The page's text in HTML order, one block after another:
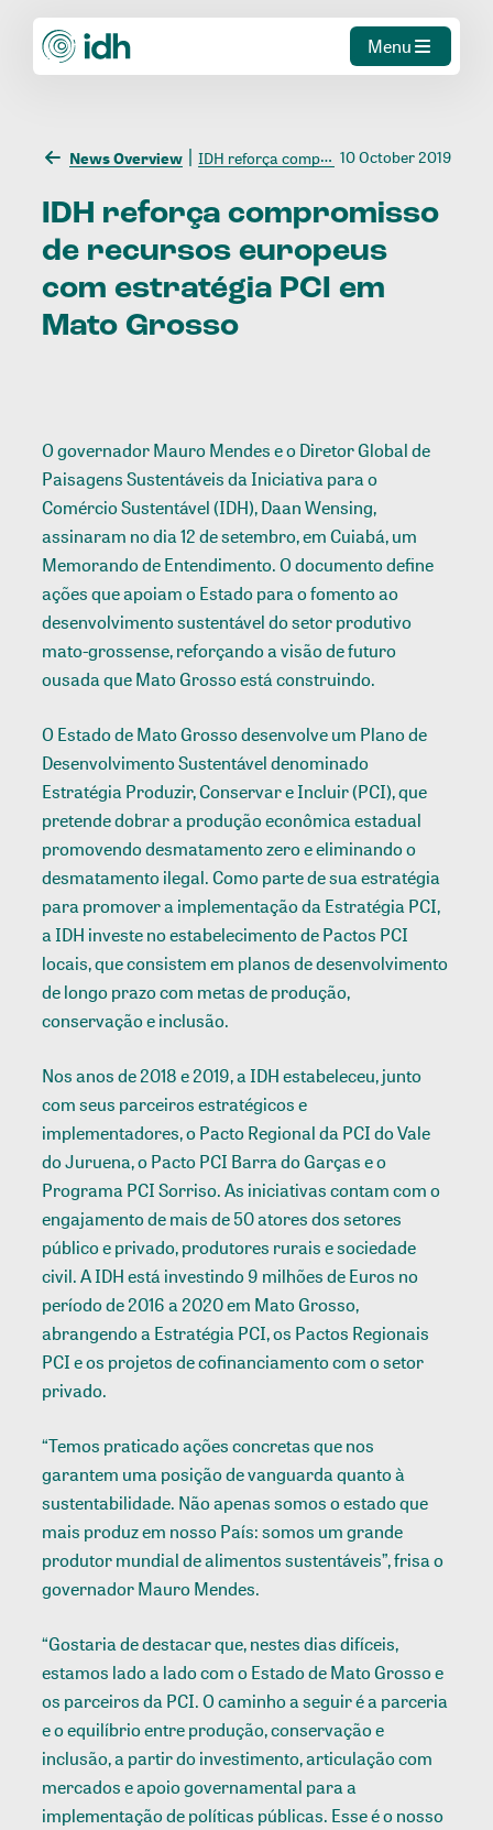
Menu
News Overview IDH reforça compromisso de recursos europeus com estratégia PCI em Mato Grosso 10 October 2019
IDH reforça compromisso
de recursos europeus
com estratégia PCI em
Mato Grosso
O governador Mauro Mendes e o Diretor Global de
Paisagens Sustentáveis da Iniciativa para o
Comércio Sustentável (IDH), Daan Wensing,
assinaram no dia 12 de setembro, em Cuiabá, um
Memorando de Entendimento. O documento define
ações que apoiam o Estado para o fomento ao
desenvolvimento sustentável do setor produtivo
mato-grossense, reforçando a visão de futuro
ousada que Mato Grosso está construindo.
O Estado de Mato Grosso desenvolve um Plano de
Desenvolvimento Sustentável denominado
Estratégia Produzir, Conservar e Incluir (PCI), que
pretende dobrar a produção econômica estadual
promovendo desmatamento zero e eliminando o
desmatamento ilegal. Como parte de sua estratégia
para promover a implementação da Estratégia PCI,
a IDH investe no estabelecimento de Pactos PCI
locais, que consistem em planos de desenvolvimento
de longo prazo com metas de produção,
conservação e inclusão.
Nos anos de 2018 e 2019, a IDH estabeleceu, junto
com seus parceiros estratégicos e
implementadores, o Pacto Regional da PCI do Vale
do Juruena, o Pacto PCI Barra do Garças e o
Programa PCI Sorriso. As iniciativas contam com o
engajamento de mais de 50 atores dos setores
público e privado, produtores rurais e sociedade
civil. A IDH está investindo 9 milhões de Euros no
período de 2016 a 2020 em Mato Grosso,
abrangendo a Estratégia PCI, os Pactos Regionais
PCI e os projetos de cofinanciamento com o setor
privado.
“Temos praticado ações concretas que nos
garantem uma posição de vanguarda quanto à
sustentabilidade. Não apenas somos o estado que
mais produz em nosso País: somos um grande
produtor mundial de alimentos sustentáveis”, frisa o
governador Mauro Mendes.
“Gostaria de destacar que, nestes dias difíceis,
estamos lado a lado com o Estado de Mato Grosso e
os parceiros da PCI. O caminho a seguir é a parceria
e o equilíbrio entre produção, conservação e
inclusão, a partir do investimento, articulação com
mercados e apoio governamental para a
implementação de políticas públicas. Esse é o nosso